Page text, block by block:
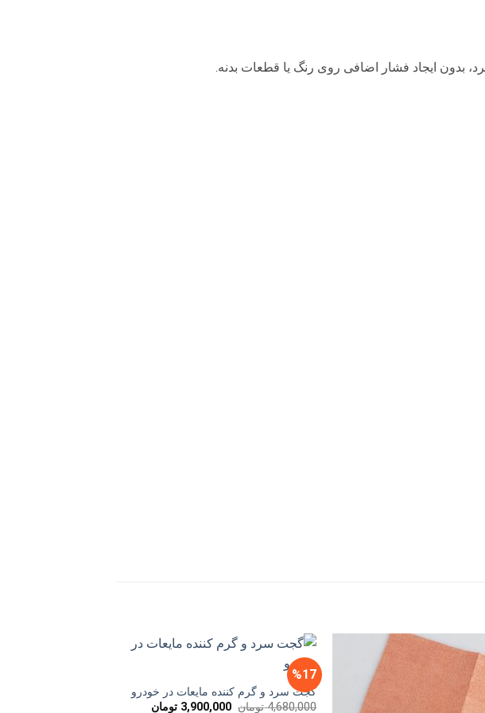
بدون ایجاد فشار اضافی روی رنگ یا قطعات بدنه.
%17
گجت سرد و گرم کننده مایعات در خودرو
4,680,000 تومان قیمت
3,900,000 تومانقیمت